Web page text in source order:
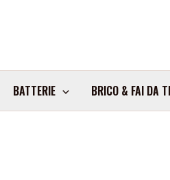
BATTERIE BRICO & FAI DA